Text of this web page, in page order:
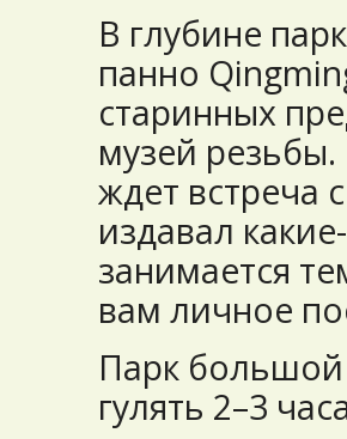
В глубине
панно
старинных
музей
ждет встреча
издавал
занимается
вам личное
Парк
гулять 2–3